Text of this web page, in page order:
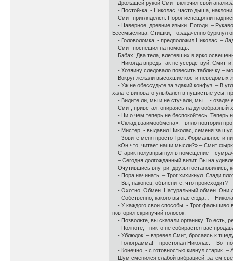
Дрожащей рукой Смит включил свой
- Постой-ка, - Николас, часто дыша,
Смит пригляделся. Порог испещряли
- Наверное, древние языки. Погоди. –
Бессмыслица. Стишки, - озадаченно буркнул
- Головоломка, - предположил Николас. –
Смит поспешил на помощь.
Бабах! Два тела, влетевших в ярко
- Никогда впредь так не усердствуй,
- Хозяину следовало повесить табличку –
Вокруг лежали высохшие кости неведомых
- Уж не обессудьте за эдакий конфуз. – В
халате виновато улыбался в пушистые усы,
- Видите ли, мы и не стучали, мы… -
Смит, привстал, опираясь на дугообразный
- Ни о чем теперь не беспокойтесь. Теперь
«Склад взаимообмена», - вяло повторил про
- Мистер, - выдавил Николас, семеня за
- Зовите меня просто Трог. Формальности
«Он что, читает наши мысли?» – Смит
Старик полувпрыгнул в помещение –
– Сегодня долгожданный визит. Вы на
Очутившись внутри, друзья остановились,
- Пора начинать. – Трог хихикнул. Сзади
- Вы, наконец, объясните, что происходит?
- Охотно. Обмен. Натуральный обмен. Они
- Собственно, какого вы нас сюда… -
- У каждого свои способы. - Трог фальшиво
повторил скрипучий голосок.
- Позвольте, вы сказали органику. То есть,
- Полноте, - никто не собирается вас
- Ублюдок! – взревел Смит, бросаясь к
- Голограмма! – простонал Николас. – Вот
- Конечно, - с готовностью кивнул старик. –
Шум сменился слабой вибрацией, затем